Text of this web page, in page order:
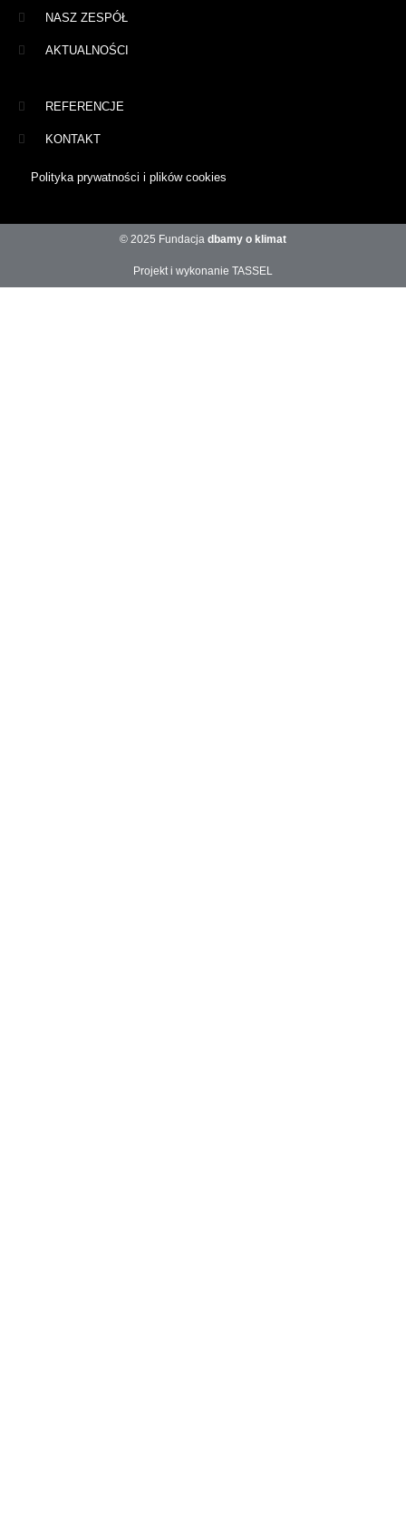
NASZ ZESPÓŁ
AKTUALNOŚCI
REFERENCJE
KONTAKT
Polityka prywatności i plików cookies
© 2025 Fundacja dbamy o klimat
Projekt i wykonanie TASSEL